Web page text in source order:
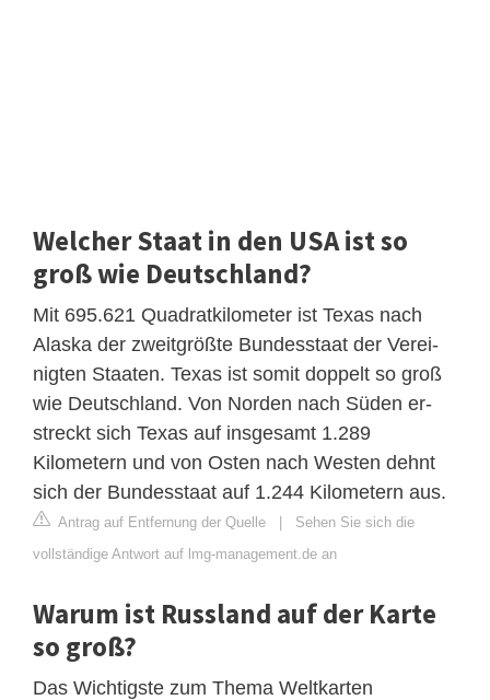
Welcher Staat in den USA ist so
groß wie Deutschland?
Mit 695.621 Quadratkilometer ist Texas nach
Alaska der zweitgrößte Bundesstaat der Verei-
nigten Staaten. Texas ist somit doppelt so groß
wie Deutschland. Von Norden nach Süden er-
streckt sich Texas auf insgesamt 1.289
Kilometern und von Osten nach Westen dehnt
sich der Bundesstaat auf 1.244 Kilometern aus.
Antrag auf Entfernung der Quelle | Sehen Sie sich die
vollständige Antwort auf lmg-management.de an
Warum ist Russland auf der Karte
so groß?
Das Wichtigste zum Thema Weltkarten